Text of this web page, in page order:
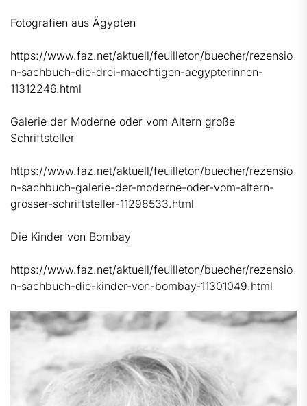
Fotografien aus Ägypten
https://www.faz.net/aktuell/feuilleton/buecher/rezensio
n-sachbuch-die-drei-maechtigen-aegypterinnen-
11312246.html
Galerie der Moderne oder vom Altern große
Schriftsteller
https://www.faz.net/aktuell/feuilleton/buecher/rezensio
n-sachbuch-galerie-der-moderne-oder-vom-altern-
grosser-schriftsteller-11298533.html
Die Kinder von Bombay
https://www.faz.net/aktuell/feuilleton/buecher/rezensio
n-sachbuch-die-kinder-von-bombay-11301049.html